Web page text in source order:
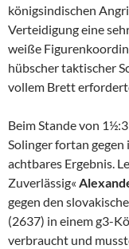
königsindischen
Verteidigung eine
weiße
hübscher taktischer
vollem Brett
Beim Stande von
Solinger fortan
achtbares Ergebnis.
Zuverlässig«
gegen den
(2637) in einem g3-
verbraucht und